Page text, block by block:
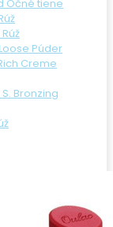
Očné tiene
Púder
Creme
Bronzing